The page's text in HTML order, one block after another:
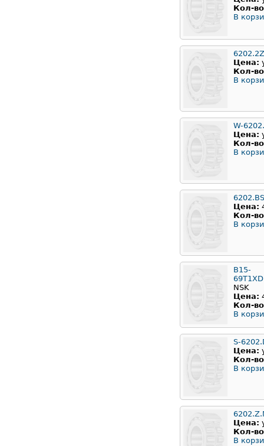
Кол-
В
Цена:
Кол-
В
W-
Цена:
Кол-
В
Цена:
Кол-
В
B15-
NSK
Цена:
Кол-
В
S-
Цена:
Кол-
В
Цена:
Кол-
В